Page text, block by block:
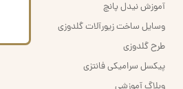
آموزش نیدل پانچ
وسایل ساخت زیورآلات گلدوزی
طرح گلدوزی
پیکسل سرامیکی فانتزی